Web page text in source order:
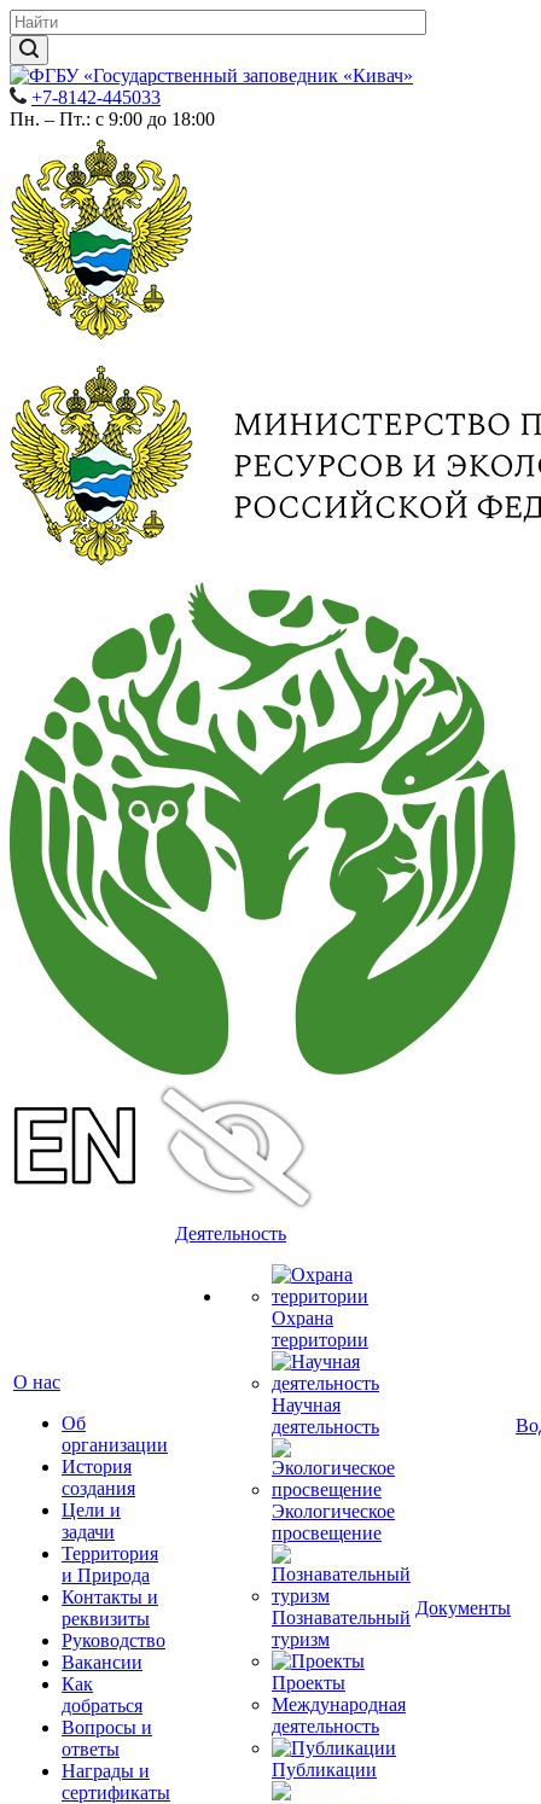
+7-8142-445033
Пн. – Пт.: с 9:00 до 18:00
О нас
Об
организации
История
создания
Цели и
задачи
Территория
и Природа
Контакты и
реквизиты
Руководство
Вакансии
Как
добраться
Вопросы и
ответы
Награды и
сертификаты
Деятельность
Охрана
территории
Научная
деятельность
Экологическое
просвещение
Познавательный
туризм
Проекты
Международная
деятельность
Публикации
Документы